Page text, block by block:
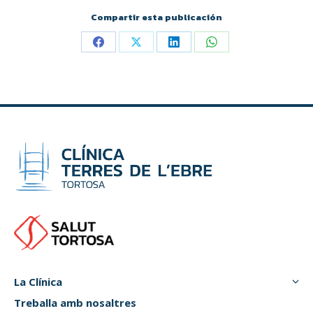
Compartir esta publicación
La Clínica
Treballa amb nosaltres